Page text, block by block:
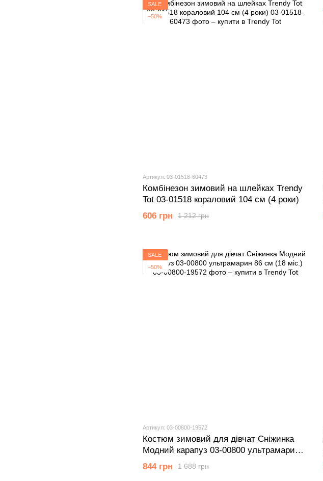
SALE
−50%
Артикул: 03-01518-60473
Комбінезон зимовий на шлейках Trendy
Tot 03-01518 кораловий 104 см (4 роки)
1 212 грн
606 грн
SALE
−50%
Артикул: 03-00800-19572
Костюм зимовий для дівчат Сніжинка
Модний карапуз 03-00800 ультрамарин
86 см (18 мiс.)
1 688 грн
844 грн